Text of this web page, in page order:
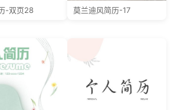
-双页28 莫兰迪风简历-17